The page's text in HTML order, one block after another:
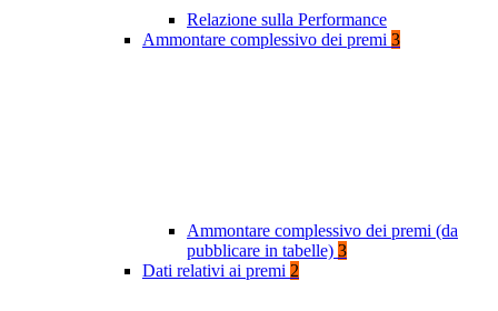
Relazione sulla Performance
Ammontare complessivo dei premi 3
Ammontare complessivo dei premi (da
pubblicare in tabelle) 3
Dati relativi ai premi 2